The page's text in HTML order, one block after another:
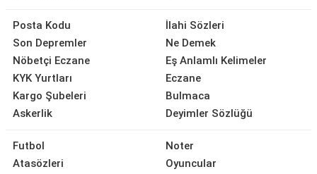
Posta Kodu
Son Depremler
Nöbetçi Eczane
KYK Yurtları
Kargo Şubeleri
Askerlik
İlahi Sözleri
Ne Demek
Eş Anlamlı Kelimeler
Eczane
Bulmaca
Deyimler Sözlüğü
Futbol
Atasözleri
Noter
Oyuncular